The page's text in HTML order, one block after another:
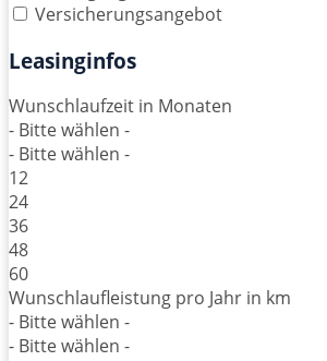
Versicherungsangebot
Leasinginfos
Wunschlaufzeit in Monaten
- Bitte wählen -
- Bitte wählen -
12
24
36
48
60
Wunschlaufleistung pro Jahr in km
- Bitte wählen -
- Bitte wählen -